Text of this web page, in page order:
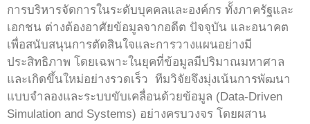
การบริหารจัดการในระดับบุคคลและองค์กร ทั้งภาครัฐและ
เอกชน ต่างต้องอาศัยข้อมูลจากอดีต ปัจจุบัน และอนาคต
เพื่อสนับสนุนการตัดสินใจและการวางแผนอย่างมี
ประสิทธิภาพ โดยเฉพาะในยุคที่ข้อมูลมีปริมาณมหาศาล
และเกิดขึ้นใหม่อย่างรวดเร็ว ทีมวิจัยจึงมุ่งเน้นการพัฒนา
แบบจำลองและระบบขับเคลื่อนด้วยข้อมูล (Data-Driven
Simulation and Systems) อย่างครบวงจร โดยผสาน